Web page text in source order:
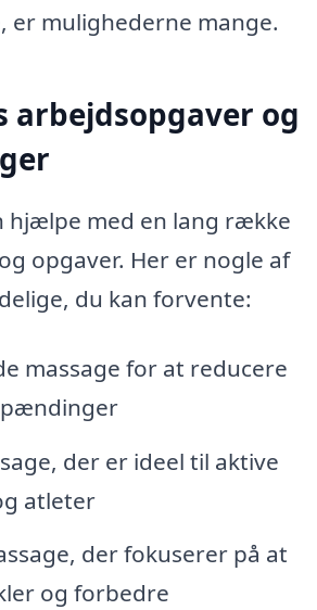
er mulighederne mange.
arbejdsopgaver og
hjælpe med en lang række
opgaver. Her er nogle af
du kan forvente:
massage for at reducere
der er ideel til aktive
atleter
der fokuserer på at
og forbedre